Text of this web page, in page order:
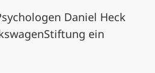
Daniel Heck
ein